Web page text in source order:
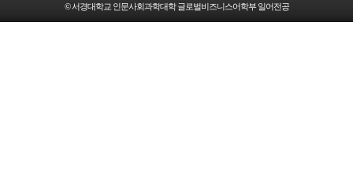
© 서경대학교 인문사회과학대학 글로벌비즈니스어학부 일어전공